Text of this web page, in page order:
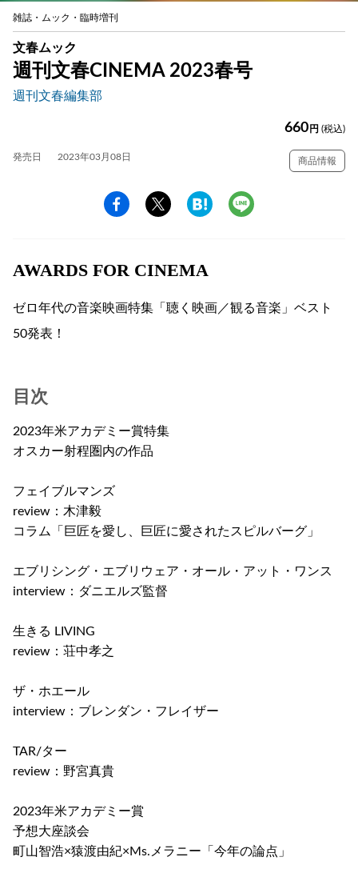
雑誌・ムック・臨時増刊
文春ムック
週刊文春CINEMA 2023春号
週刊文春編集部
660 円 (税込)
発売日 2023年03月08日 商品情報
AWARDS FOR CINEMA
ゼロ年代の音楽映画特集「聴く映画／観る音楽」ベスト
50発表！
目次
2023年米アカデミー賞特集
オスカー射程圏内の作品
フェイブルマンズ
review：木津毅
コラム「巨匠を愛し、巨匠に愛されたスピルバーグ」
エブリシング・エブリウェア・オール・アット・ワンス
interview：ダニエルズ監督
生きる LIVING
review：荘中孝之
ザ・ホエール
interview：ブレンダン・フレイザー
TAR/ター
review：野宮真貴
2023年米アカデミー賞
予想大座談会
町山智浩×猿渡由紀×Ms.メラニー「今年の論点」